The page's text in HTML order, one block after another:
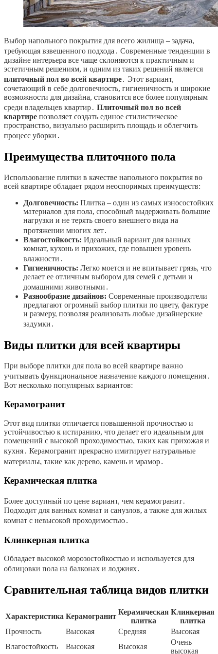
Выбор напольного покрытия для всего жилища – задача,
требующая взвешенного подхода․ Современные тенденции в
дизайне интерьера все чаще склоняются к практичным и
эстетичным решениям, и одним из таких решений является
плиточный пол во всей квартире․ Этот вариант,
сочетающий в себе долговечность, гигиеничность и широкие
возможности для дизайна, становится все более популярным
среди владельцев квартир․ Плиточный пол во всей
квартире позволяет создать единое стилистическое
пространство, визуально расширить площадь и облегчить
процесс уборки․
Преимущества плиточного пола
Использование плитки в качестве напольного покрытия во
всей квартире обладает рядом неоспоримых преимуществ:
Долговечность: Плитка – один из самых износостойких
материалов для пола, способный выдерживать большие
нагрузки и не терять своего внешнего вида на
протяжении многих лет․
Влагостойкость: Идеальный вариант для ванных
комнат, кухонь и прихожих, где повышен уровень
влажности․
Гигиеничность: Легко моется и не впитывает грязь, что
делает ее отличным выбором для семей с детьми и
домашними животными․
Разнообразие дизайнов: Современные производители
предлагают огромный выбор плитки по цвету, фактуре
и размеру, позволяя реализовать любые дизайнерские
задумки․
Виды плитки для всей квартиры
При выборе плитки для пола во всей квартире важно
учитывать функциональное назначение каждого помещения․
Вот несколько популярных вариантов:
Керамогранит
Этот вид плитки отличается повышенной прочностью и
устойчивостью к истиранию, что делает его идеальным для
помещений с высокой проходимостью, таких как прихожая и
кухня․ Керамогранит прекрасно имитирует натуральные
материалы, такие как дерево, камень и мрамор․
Керамическая плитка
Более доступный по цене вариант, чем керамогранит․
Подходит для ванных комнат и санузлов, а также для жилых
комнат с невысокой проходимостью․
Клинкерная плитка
Обладает высокой морозостойкостью и используется для
облицовки пола на балконах и лоджиях․
Сравнительная таблица видов плитки
Характеристика Керамогранит
Керамическая
плитка
Клинкерная
плитка
Прочность
Высокая Средняя
Высокая
Влагостойкость
Высокая Высокая
Очень
высокая